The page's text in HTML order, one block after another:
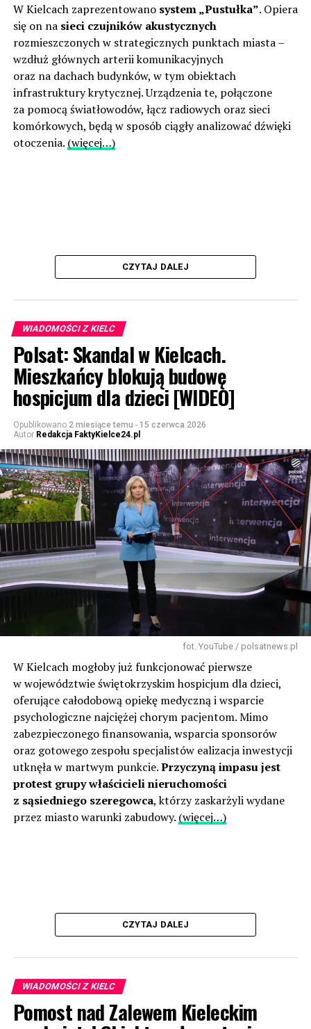
W Kielcach zaprezentowano system „Pustułka”. Opiera
się on na sieci czujników akustycznych
rozmieszczonych w strategicznych punktach miasta –
wzdłuż głównych arterii komunikacyjnych
oraz na dachach budynków, w tym obiektach
infrastruktury krytycznej. Urządzenia te, połączone
za pomocą światłowodów, łącz radiowych oraz sieci
komórkowych, będą w sposób ciągły analizować dźwięki
otoczenia. (więcej…)
CZYTAJ DALEJ
WIADOMOŚCI Z KIELC
Polsat: Skandal w Kielcach.
Mieszkańcy blokują budowę
hospicjum dla dzieci [WIDEO]
Opublikowano 2 miesiące temu - 15 czerwca 2026
Autor Redakcja FaktyKielce24.pl
fot. YouTube / polsatnews.pl
W Kielcach mogłoby już funkcjonować pierwsze
w województwie świętokrzyskim hospicjum dla dzieci,
oferujące całodobową opiekę medyczną i wsparcie
psychologiczne najciężej chorym pacjentom. Mimo
zabezpieczonego finansowania, wsparcia sponsorów
oraz gotowego zespołu specjalistów ealizacja inwestycji
utknęła w martwym punkcie.Przyczyną impasu jest
protest grupy właścicieli nieruchomości
z sąsiedniego szeregowca, którzy zaskarżyli wydane
przez miasto warunki zabudowy. (więcej…)
CZYTAJ DALEJ
WIADOMOŚCI Z KIELC
Pomost nad Zalewem Kieleckim